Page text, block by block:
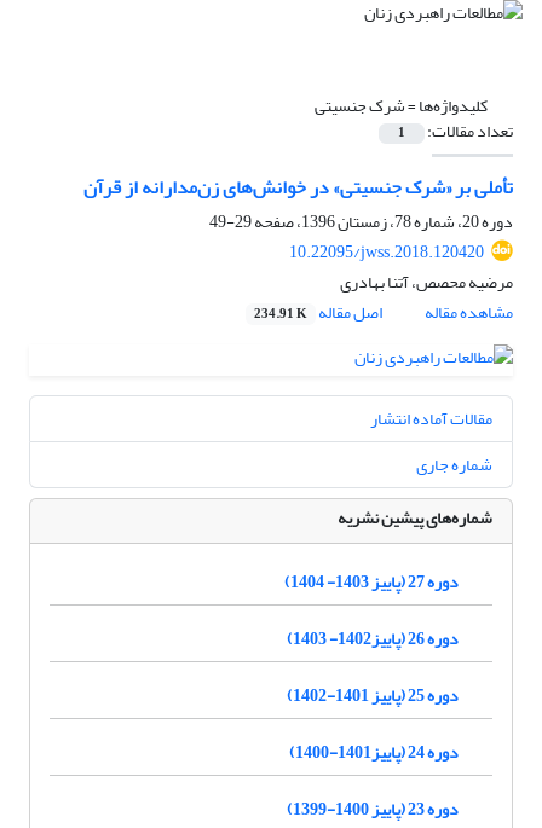
کلیدواژه‌ها =شرک جنسیتی
تعداد مقالات: 1
تأملی بر «شرک جنسیتی» در خوانش‌های زن‌مدارانه از قرآن
دوره 20، شماره 78، زمستان 1396، صفحه
29-49
10.22095/jwss.2018.120420
مرضیه محصص، آتنا بهادری
مشاهده مقاله
اصل مقاله 234.91 K
مقالات آماده انتشار
شماره جاری
شماره‌های پیشین نشریه
دوره 27 (پاییز 1403- 1404)
دوره 26 (پاییز1402- 1403)
دوره 25 (پاییز 1401-1402)
دوره 24 (پاییز1401-1400)
دوره 23 (پاییز 1400-1399)